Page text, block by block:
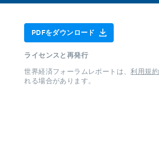
PDFをダウンロード
ライセンスと再発行
世界経済フォーラムレポートは、利用規約
れる場合があります。